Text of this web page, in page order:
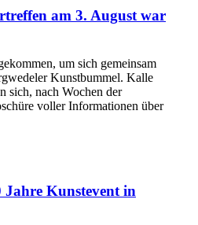
am 3. August war
um sich gemeinsam
Kunstbummel. Kalle
sich, nach Wochen der
voller Informationen über
Jahre Kunstevent in